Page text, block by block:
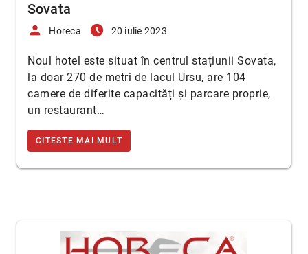
Sovata
person Horeca access_time_filled 20 iulie 2023
Noul hotel este situat în centrul stațiunii Sovata,
la doar 270 de metri de lacul Ursu, are 104
camere de diferite capacități și parcare proprie,
un restaurant…
CITESTE MAI MULT